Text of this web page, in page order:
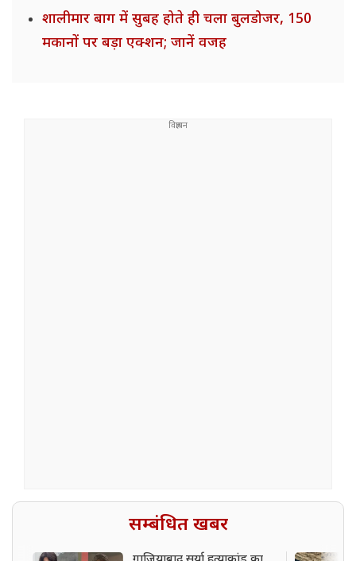
शालीमार बाग में सुबह होते ही चला बुलडोजर, 150
मकानों पर बड़ा एक्शन; जानें वजह
सम्बंधित खबर